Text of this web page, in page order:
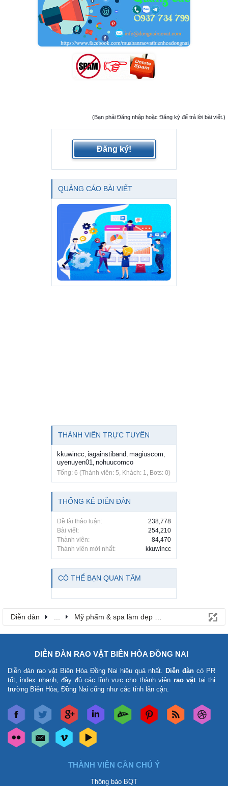
(Bạn phải Đăng nhập hoặc Đăng ký để trả lời bài viết.)
Đăng ký!
QUẢNG CÁO BÀI VIẾT
THÀNH VIÊN TRỰC TUYẾN
kkuwincc iagainstiband magiuscom
uyenuyen01 nohuucomco
Tổng: 6 (Thành viên: 5, Khách: 1, Bots: 0)
THỐNG KÊ DIỄN ĐÀN
Đề tài thảo luận:
238,778
Bài viết:
254,210
Thành viên:
84,470
Thành viên mới nhất:
kkuwincc
CÓ THỂ BẠN QUAN TÂM
Diễn đàn Mỹ phẩm & spa làm đẹp tại Đồng Nai
DIỄN ĐÀN RAO VẶT BIÊN HÒA ĐỒNG NAI
Diễn đàn rao vặt Biên Hòa Đồng Nai hiệu quả nhất. Diễn đàn có PR
tốt, index nhanh, đầy đủ các lĩnh vực cho thành viên rao vặt tại thị
trường Biên Hòa, Đồng Nai cũng như các tỉnh lân cận.
THÀNH VIÊN CẦN CHÚ Ý
Thông báo BQT